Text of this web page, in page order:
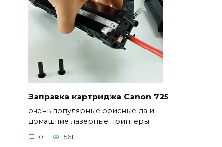
Заправка картриджа Canon 725
очень популярные офисные да и
домашние лазерные принтеры
0 561